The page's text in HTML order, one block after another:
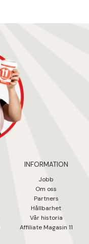
INFORMATION
Jobb
Om oss
Partners
Hållbarhet
Vår historia
Affiliate Magasin 11